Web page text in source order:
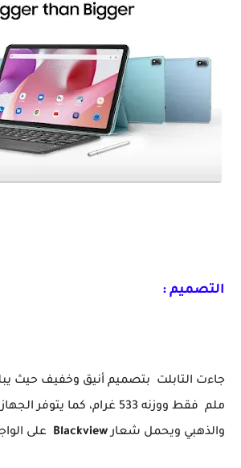
التصميم :
ملم فقط ووزنه 533 غرام، كما
والذهبي ويحمل شعارBlackview على